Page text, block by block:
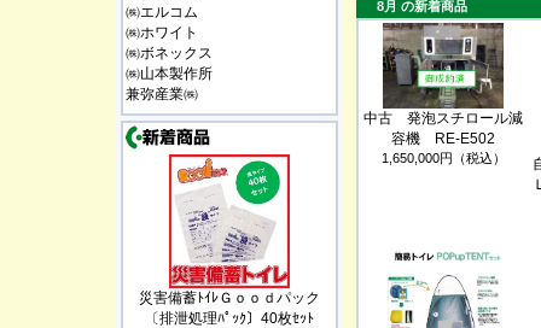
㈱エルコム
㈱ホワイト
㈱ボネックス
㈱山本製作所
兼弥産業㈱
災害備蓄ﾄｲﾚＧｏｏｄパック
〔排泄処理ﾊﾟｯｸ〕40枚ｾｯﾄ
8月 の新着商品
中古 発泡スチロール減
容機 RE-E502
1,650,000円（税込）